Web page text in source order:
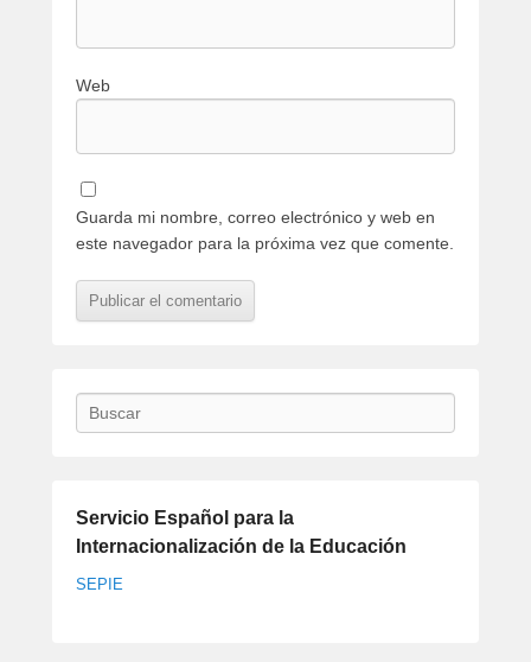
Web
Guarda mi nombre, correo electrónico y web en
este navegador para la próxima vez que comente.
Buscar
Servicio Español para la
Internacionalización de la Educación
SEPIE